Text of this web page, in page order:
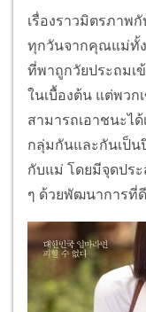
เรื่องราวมิตรภาพ
ทุกวันจากคุณแม่ทั้ง
ที่พาถูกวัยประถมเ
ในเบื้องต้น แต่พวก
สามารถเอาชนะไ
กลุ่มกันและกันเป็
กับแม่ โดยมีจุดประ
ๆ ด้วยพัฒนาการที่